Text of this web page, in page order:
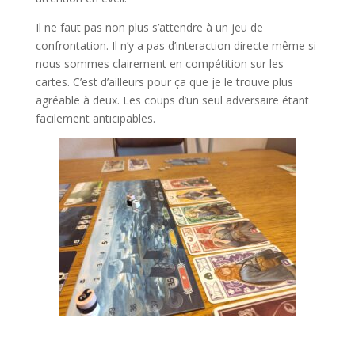
Il ne faut pas non plus s’attendre à un jeu de
confrontation. Il n’y a pas d’interaction directe même si
nous sommes clairement en compétition sur les
cartes. C’est d’ailleurs pour ça que je le trouve plus
agréable à deux. Les coups d’un seul adversaire étant
facilement anticipables.